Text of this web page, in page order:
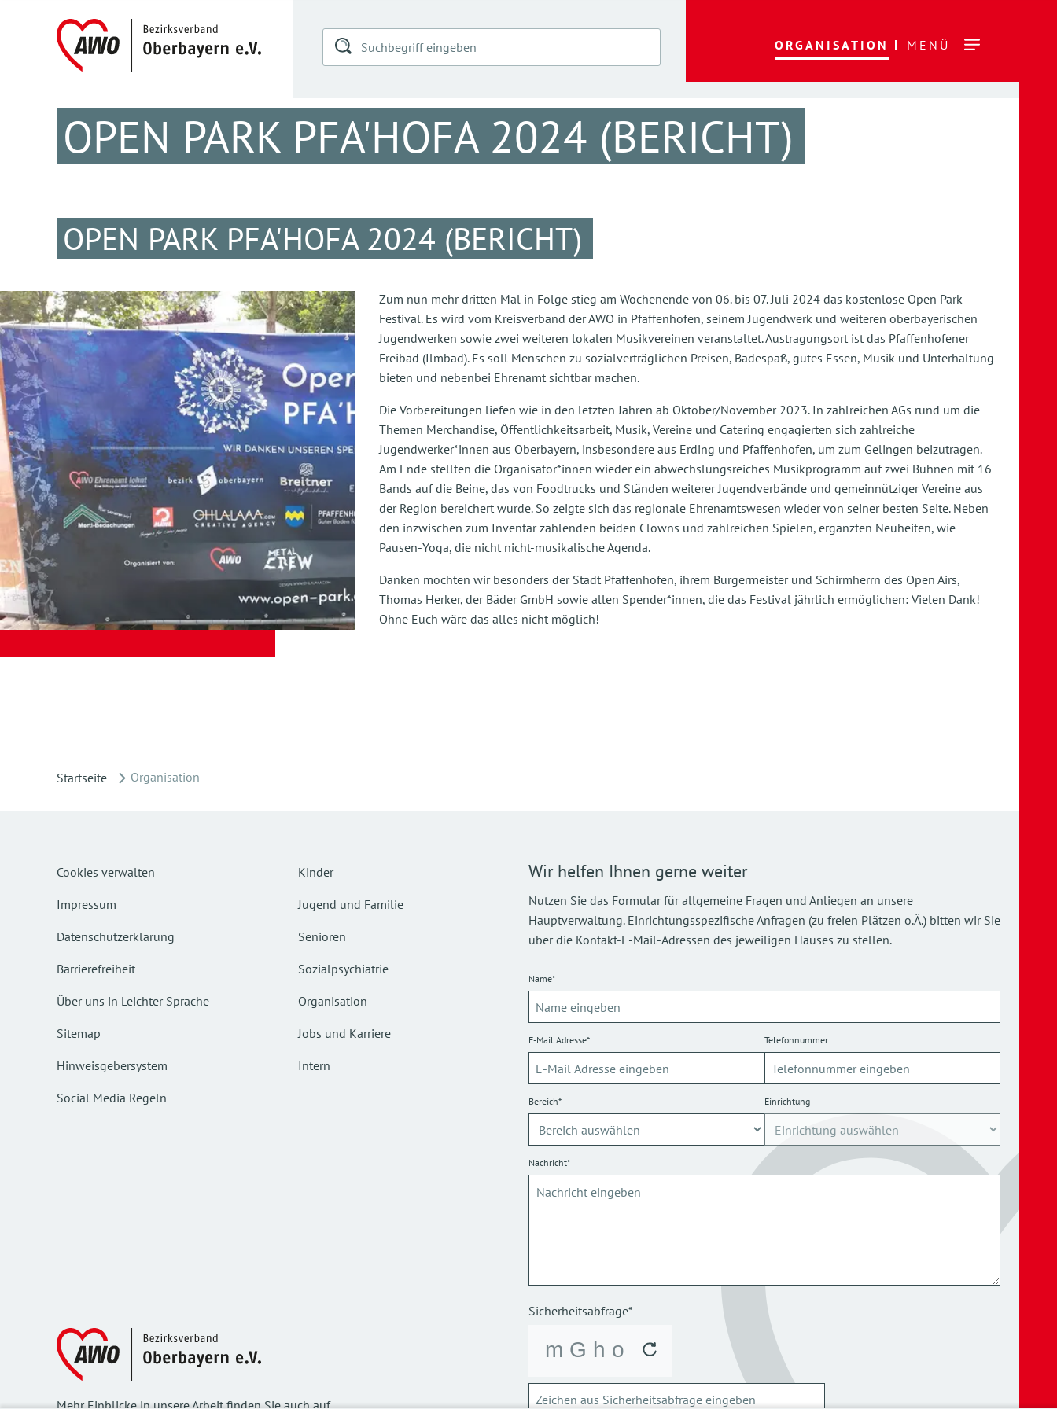
ORGANISATION MENÜ
OPEN PARK PFA'HOFA 2024 (BERICHT)
OPEN PARK PFA'HOFA 2024 (BERICHT)
Zum nun mehr dritten Mal in Folge stieg am Wochenende von 06. bis 07. Juli 2024 das kostenlose Open Park
Festival. Es wird vom Kreisverband der AWO in Pfaffenhofen, seinem Jugendwerk und weiteren oberbayerischen
Jugendwerken sowie zwei weiteren lokalen Musikvereinen veranstaltet. Austragungsort ist das Pfaffenhofener
Freibad (Ilmbad). Es soll Menschen zu sozialverträglichen Preisen, Badespaß, gutes Essen, Musik und Unterhaltung
bieten und nebenbei Ehrenamt sichtbar machen.
Die Vorbereitungen liefen wie in den letzten Jahren ab Oktober/November 2023. In zahlreichen AGs rund um die
Themen Merchandise, Öffentlichkeitsarbeit, Musik, Vereine und Catering engagierten sich zahlreiche
Jugendwerker*innen aus Oberbayern, insbesondere aus Erding und Pfaffenhofen, um zum Gelingen beizutragen.
Am Ende stellten die Organisator*innen wieder ein abwechslungsreiches Musikprogramm auf zwei Bühnen mit 16
Bands auf die Beine, das von Foodtrucks und Ständen weiterer Jugendverbände und gemeinnütziger Vereine aus
der Region bereichert wurde. So zeigte sich das regionale Ehrenamtswesen wieder von seiner besten Seite. Neben
den inzwischen zum Inventar zählenden beiden Clowns und zahlreichen Spielen, ergänzten Neuheiten, wie
Pausen-Yoga, die nicht nicht-musikalische Agenda.
Danken möchten wir besonders der Stadt Pfaffenhofen, ihrem Bürgermeister und Schirmherrn des Open Airs,
Thomas Herker, der Bäder GmbH sowie allen Spender*innen, die das Festival jährlich ermöglichen: Vielen Dank!
Ohne Euch wäre das alles nicht möglich!
Startseite Organisation
Cookies verwalten
Impressum
Datenschutzerklärung
Barrierefreiheit
Über uns in Leichter Sprache
Sitemap
Hinweisgebersystem
Social Media Regeln
Kinder
Jugend und Familie
Senioren
Sozialpsychiatrie
Organisation
Jobs und Karriere
Intern
Mehr Einblicke in unsere Arbeit finden Sie auch auf
Wir helfen Ihnen gerne weiter
Nutzen Sie das Formular für allgemeine Fragen und Anliegen an unsere
Hauptverwaltung. Einrichtungsspezifische Anfragen (zu freien Plätzen o.Ä.) bitten wir Sie
über die Kontakt-E-Mail-Adressen des jeweiligen Hauses zu stellen.
Name*
E-Mail Adresse* Telefonnummer
Bereich* Einrichtung
Nachricht*
Sicherheitsabfrage*